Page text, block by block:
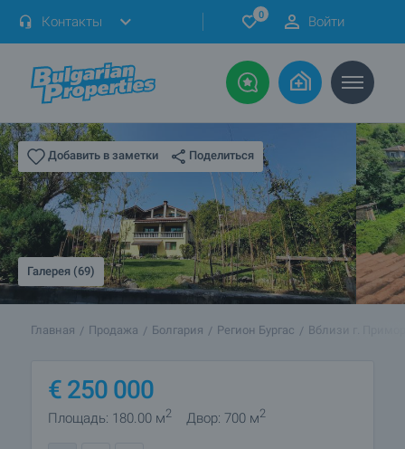
Контакты 0 Войти
Добавить в заметки Поделиться
Галерея (69)
Главная Продажа Болгария Регион Бургас Вблизи г.
€ 250 000
Площадь: 180.00 м2 Двор: 700 м2